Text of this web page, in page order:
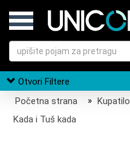
Otvori Filtere
Početna strana
»
Kada i Tuš kada